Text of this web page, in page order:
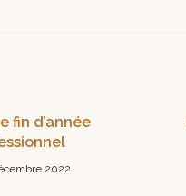
fin d’année
2022